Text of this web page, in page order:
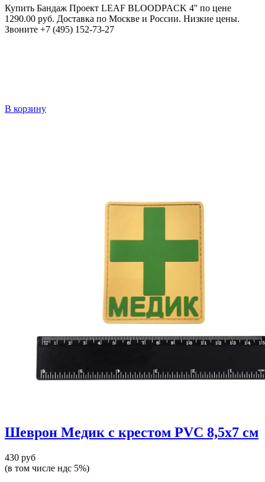
Купить Бандаж Проект LEAF BLOODPACK 4'' по цене
1290.00 руб. Доставка по Москве и России. Низкие цены.
Звоните +7 (495) 152-73-27
В корзину
Шеврон Медик с крестом PVC 8,5х7 см
430 руб
(в том числе ндс 5%)